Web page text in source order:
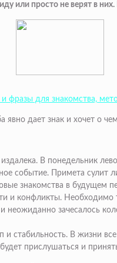
просто не верят в
фразы для знакомства,
явно дает знак и хочет о
В понедельник
событие. Примета
знакомства в будущем
и конфликты.
зачесалось
стабильность. В жизни
прислушаться и